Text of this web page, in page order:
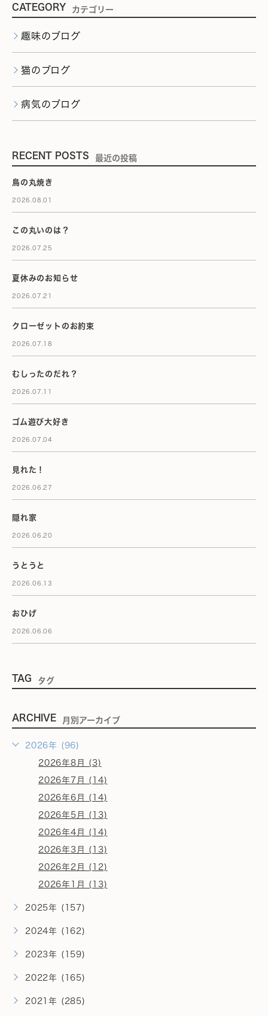
CATEGORY カテゴリー
趣味のブログ
猫のブログ
病気のブログ
RECENT POSTS 最近の投稿
鳥の丸焼き
2026.08.01
この丸いのは？
2026.07.25
夏休みのお知らせ
2026.07.21
クローゼットのお約束
2026.07.18
むしったのだれ？
2026.07.11
ゴム遊び大好き
2026.07.04
見れた！
2026.06.27
隠れ家
2026.06.20
うとうと
2026.06.13
おひげ
2026.06.06
TAG タグ
ARCHIVE 月別アーカイブ
2026年 (96)
2026年8月 (3)
2026年7月 (14)
2026年6月 (14)
2026年5月 (13)
2026年4月 (14)
2026年3月 (13)
2026年2月 (12)
2026年1月 (13)
2025年 (157)
2024年 (162)
2023年 (159)
2022年 (165)
2021年 (285)